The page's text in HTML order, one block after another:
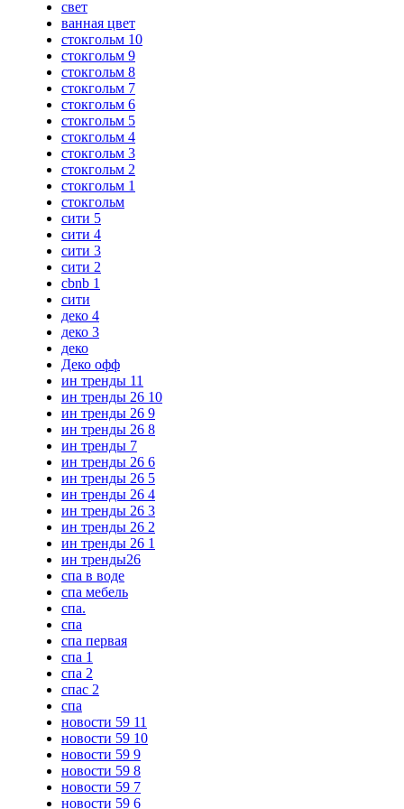
свет
ванная цвет
стокгольм 10
стокгольм 9
стокгольм 8
стокгольм 7
стокгольм 6
стокгольм 5
стокгольм 4
стокгольм 3
стокгольм 2
стокгольм 1
стокгольм
сити 5
сити 4
сити 3
сити 2
cbnb 1
сити
деко 4
деко 3
деко
Деко офф
ин тренды 11
ин тренды 26 10
ин тренды 26 9
ин тренды 26 8
ин тренды 7
ин тренды 26 6
ин тренды 26 5
ин тренды 26 4
ин тренды 26 3
ин тренды 26 2
ин тренды 26 1
ин тренды26
спа в воде
спа мебель
спа.
спа
спа первая
спа 1
спа 2
спас 2
спа
новости 59 11
новости 59 10
новости 59 9
новости 59 8
новости 59 7
новости 59 6